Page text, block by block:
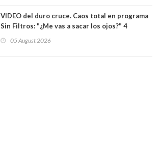
VIDEO del duro cruce. Caos total en programa
Sin Filtros: "¿Me vas a sacar los ojos?" 4
excarabinero que dejó ciego a Gustavo Gatica:
05 August 2026